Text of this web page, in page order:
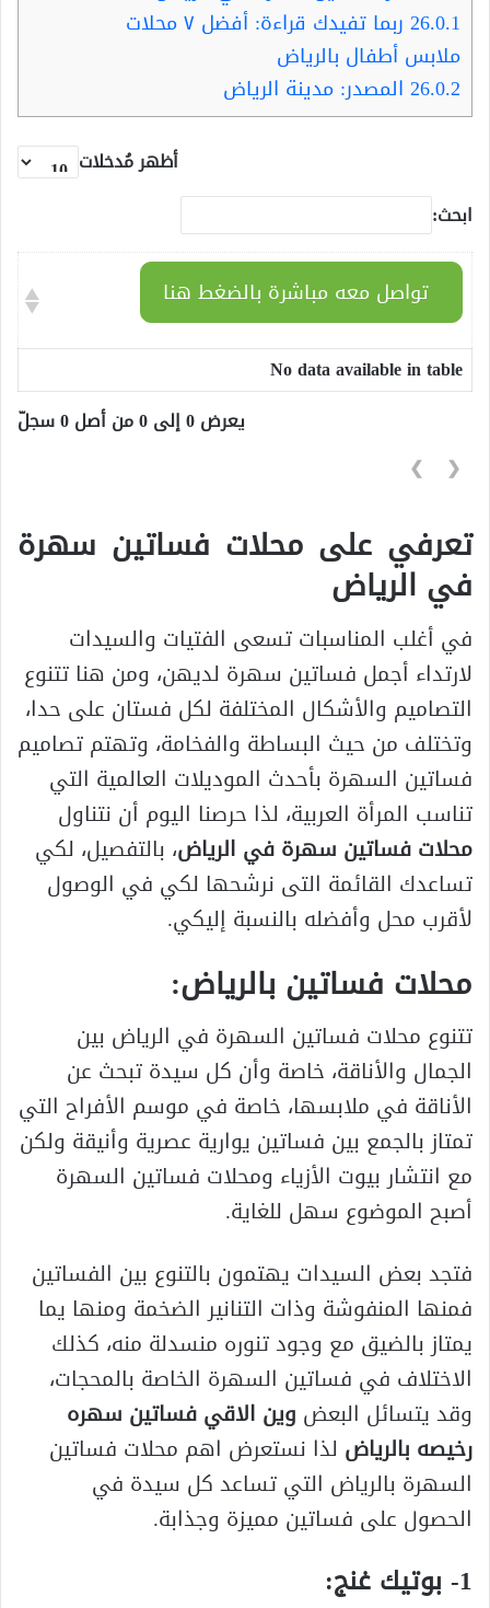
26.0.1
ربما تفيدك قراءة: أفضل ٧ محلات
ملابس أطفال بالرياض
26.0.2 المصدر: مدينة الرياض
أظهر مُدخلات
ابحث:
تواصل معه مباشرة بالضغط هنا
No data available in table
يعرض 0 إلى 0 من أصل 0 سجلّ
❮
❯
تعرفي على محلات فساتين سهرة
في الرياض
في أغلب المناسبات تسعى الفتيات والسيدات
لارتداء أجمل فساتين سهرة لديهن، ومن هنا تتنوع
التصاميم والأشكال المختلفة لكل فستان على حدا،
وتختلف من حيث البساطة والفخامة، وتهتم تصاميم
فساتين السهرة بأحدث الموديلات العالمية التي
تناسب المرأة العربية، لذا حرصنا اليوم أن نتناول
محلات فساتين سهرة في الرياض، بالتفصيل، لكي
تساعدك القائمة التى نرشحها لكي في الوصول
لأقرب محل وأفضله بالنسبة إليكي.
محلات فساتين بالرياض:
تتنوع محلات فساتين السهرة في الرياض بين
الجمال والأناقة، خاصة وأن كل سيدة تبحث عن
الأناقة في ملابسها، خاصة في موسم الأفراح التي
تمتاز بالجمع بين فساتين يوارية عصرية وأنيقة ولكن
مع انتشار بيوت الأزياء ومحلات فساتين السهرة
أصبح الموضوع سهل للغاية.
فتجد بعض السيدات يهتمون بالتنوع بين الفساتين
فمنها المنفوشة وذات التنانير الضخمة ومنها يما
يمتاز بالضيق مع وجود تنوره منسدلة منه، كذلك
الاختلاف في فساتين السهرة الخاصة بالمحجات،
وقد يتسائل البعض وين الاقي فساتين سهره
رخيصه بالرياض لذا نستعرض اهم محلات فساتين
السهرة بالرياض التي تساعد كل سيدة في
الحصول على فساتين مميزة وجذابة.
1- بوتيك غنج: